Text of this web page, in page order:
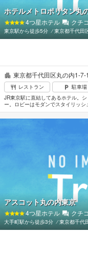
東京都千代田区丸の内1-
レストラン
駐車場
JR東京駅に直結してあるホテル。
ー。ロビーはモダンでスタイリッ
でまとめられている。全室高速イ
も便利。最上階のダイニングバー
ホテルメトロポリタン丸
4つ星ホテル クチ
東京駅から徒歩5分 ⁄東京都千代田
アスコット丸の内東京
4つ星ホテル クチ
大手町駅から徒歩3分 ⁄東京都千代